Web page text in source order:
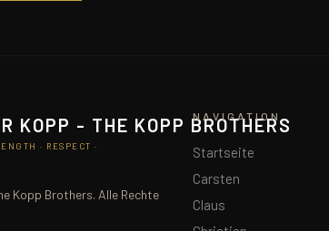
KOPP - THE KOPP BROTHERS
· RESPECT ·
Kopp Brothers. Alle Rechte
NAVIGATION
Startseite
Carsten
Claus